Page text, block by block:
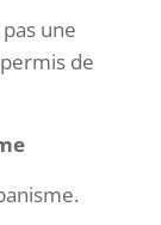
une
de